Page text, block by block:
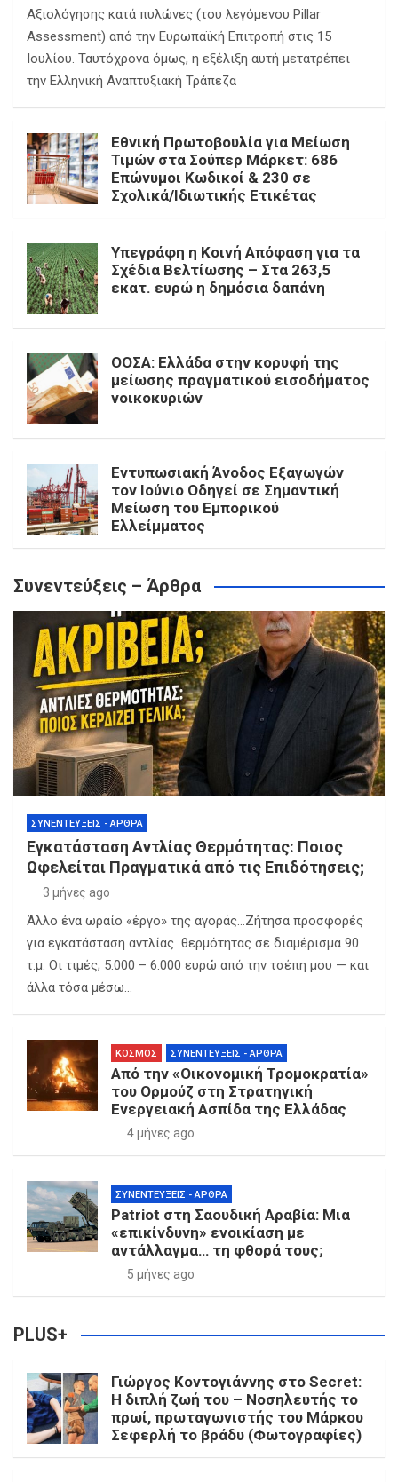
Αξιολόγησης κατά πυλώνες (του λεγόμενου Pillar
Assessment) από την Ευρωπαϊκή Επιτροπή στις 15
Ιουλίου. Ταυτόχρονα όμως, η εξέλιξη αυτή μετατρέπει
την Ελληνική Αναπτυξιακή Τράπεζα
Εθνική Πρωτοβουλία για Μείωση
Τιμών στα Σούπερ Μάρκετ: 686
Επώνυμοι Κωδικοί & 230 σε
Σχολικά/Ιδιωτικής Ετικέτας
Υπεγράφη η Κοινή Απόφαση για τα
Σχέδια Βελτίωσης – Στα 263,5
εκατ. ευρώ η δημόσια δαπάνη
ΟΟΣΑ: Ελλάδα στην κορυφή της
μείωσης πραγματικού εισοδήματος
νοικοκυριών
Εντυπωσιακή Άνοδος Εξαγωγών
τον Ιούνιο Οδηγεί σε Σημαντική
Μείωση του Εμπορικού
Ελλείμματος
Συνεντεύξεις – Άρθρα
ΣΥΝΕΝΤΕΎΞΕΙΣ - ΆΡΘΡΑ
Εγκατάσταση Αντλίας Θερμότητας: Ποιος
Ωφελείται Πραγματικά από τις Επιδότησεις;
3 μήνες ago
Άλλο ένα ωραίο «έργο» της αγοράς…Ζήτησα προσφορές
για εγκατάσταση αντλίας θερμότητας σε διαμέρισμα 90
τ.μ. Οι τιμές; 5.000 – 6.000 ευρώ από την τσέπη μου — και
άλλα τόσα μέσω…
ΚΟΣΜΟΣ ΣΥΝΕΝΤΕΎΞΕΙΣ - ΆΡΘΡΑ
Από την «Οικονομική Τρομοκρατία»
του Ορμούζ στη Στρατηγική
Ενεργειακή Ασπίδα της Ελλάδας
4 μήνες ago
ΣΥΝΕΝΤΕΎΞΕΙΣ - ΆΡΘΡΑ
Patriot στη Σαουδική Αραβία: Μια
«επικίνδυνη» ενοικίαση με
αντάλλαγμα… τη φθορά τους;
5 μήνες ago
PLUS+
Γιώργος Κοντογιάννης στο Secret:
Η διπλή ζωή του – Νοσηλευτής το
πρωί, πρωταγωνιστής του Μάρκου
Σεφερλή το βράδυ (Φωτογραφίες)